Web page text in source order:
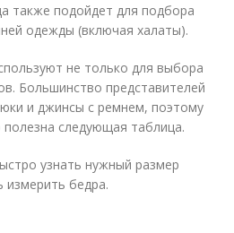
также подойдет для подбора
одежды (включая халаты).
не только для выбора
Большинство представителей
и джинсы с ремнем, поэтому
следующая таблица.
узнать нужный размер
измерить бедра.